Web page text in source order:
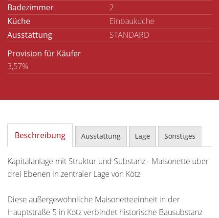
Badezimmer
2
Küche
Einbauküche
Ausstattung
STANDARD
Provision für Käufer
3,57%
Beschreibung Ausstattung Lage Sonstiges
Kapitalanlage mit Struktur und Substanz - Maisonette über
drei Ebenen in zentraler Lage von Kötz
Diese außergewöhnliche Maisonetteeinheit in der
Hauptstraße 5 in Kötz verbindet historische Bausubstanz